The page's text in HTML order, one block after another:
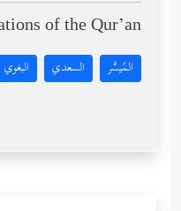
of the Qur’an:
المُيسَّر السعدي البغوي